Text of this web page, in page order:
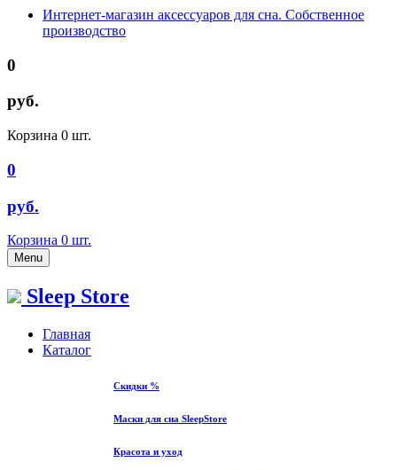
Интернет-магазин аксессуаров для сна. Собственное
производство
0
руб.
Корзина 0 шт.
0
руб.
Корзина 0 шт.
Menu
Sleep Store
Главная
Каталог
Скидки %
Маски для сна SleepStore
Красота и уход